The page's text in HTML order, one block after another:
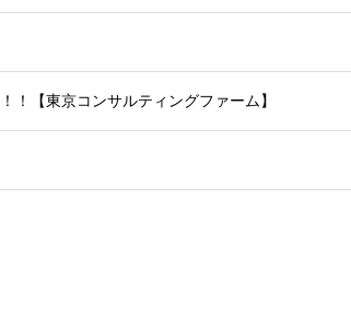
！【東京コンサルティングファーム】